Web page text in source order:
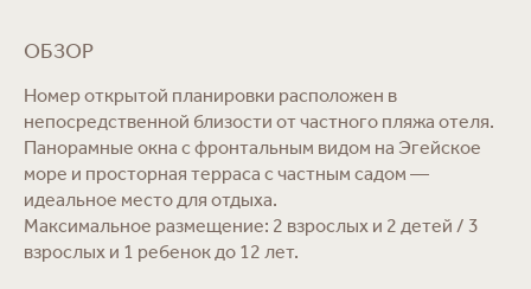
ОБЗОР
Номер открытой планировки расположен в
непосредственной близости от частного пляжа отеля.
Панорамные окна с фронтальным видом на Эгейское
море и просторная терраса с частным садом —
идеальное место для отдыха.
Максимальное размещение: 2 взрослых и 2 детей / 3
взрослых и 1 ребенок до 12 лет.